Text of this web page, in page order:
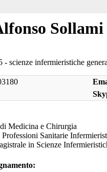
Sollami
- scienze infermieristiche
Medicina e Chirurgia
Professioni Sanitarie
in Scienze